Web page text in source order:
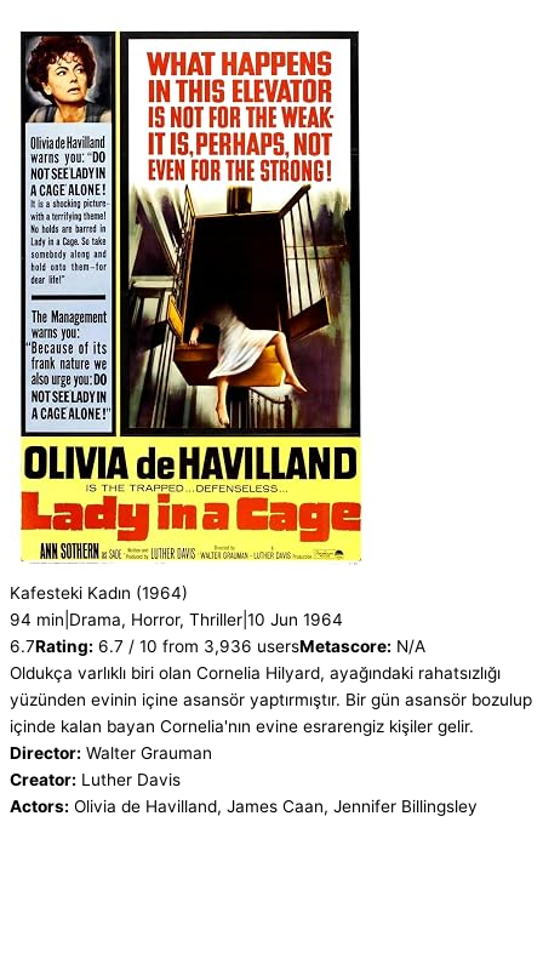
Kafesteki Kadın (1964)
94 min Drama, Horror, Thriller 10 Jun 1964
6.7Rating: 6.7 / 10 from 3,936 usersMetascore: N/A
Oldukça varlıklı biri olan Cornelia Hilyard, ayağındaki rahatsızlığı
yüzünden evinin içine asansör yaptırmıştır. Bir gün asansör bozulup
içinde kalan bayan Cornelia'nın evine esrarengiz kişiler gelir.
Director: Walter Grauman
Creator: Luther Davis
Actors: Olivia de Havilland, James Caan, Jennifer Billingsley